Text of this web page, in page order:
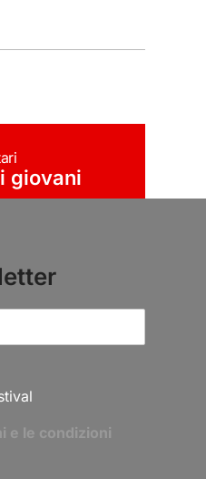
giovani
e le condizioni